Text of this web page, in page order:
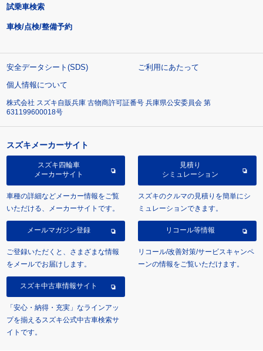
試乗車検索
車検/点検/整備予約
安全データシート(SDS)
ご利用にあたって
個人情報について
株式会社 スズキ自販兵庫 古物商許可証番号 兵庫県公安委員会 第
631199600018号
スズキメーカーサイト
スズキ四輪車
メーカーサイト
車種の詳細などメーカー情報をご覧
いただける、メーカーサイトです。
見積り
シミュレーション
スズキのクルマの見積りを簡単にシ
ミュレーションできます。
メールマガジン登録
ご登録いただくと、さまざまな情報
をメールでお届けします。
リコール等情報
リコール/改善対策/サービスキャンペ
ーンの情報をご覧いただけます。
スズキ中古車情報サイト
「安心・納得・充実」なラインアッ
プを揃えるスズキ公式中古車検索サ
イトです。